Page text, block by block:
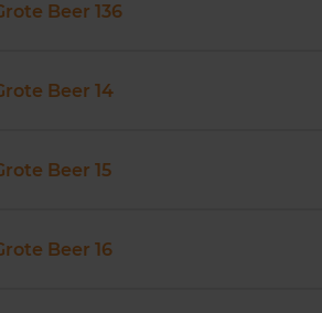
Beer 136
Beer 14
Beer 15
Beer 16